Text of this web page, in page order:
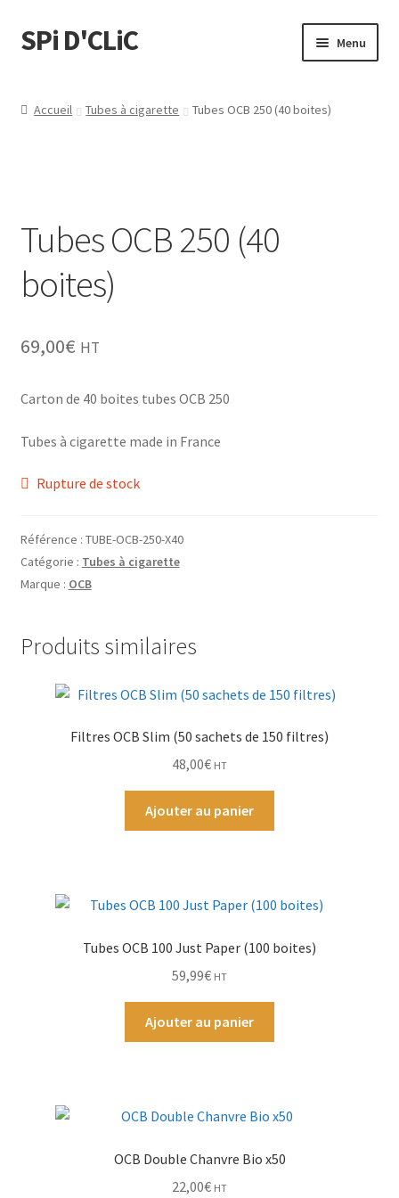
SPi D'CLiC Menu
Tubeuses/Rouleuses
Menthol
CBD, Poppers & Récréatifs
Alimentaire
Encens
Entretien / Nettoyage
Accueil Tubes à cigarette Tubes OCB 250 (40 boites)
Tubes OCB 250 (40
boites)
69,00€ HT
Carton de 40 boites tubes OCB 250
Tubes à cigarette made in France
Rupture de stock
Référence : TUBE-OCB-250-X40
Catégorie : Tubes à cigarette
Marque : OCB
Produits similaires
Filtres OCB Slim (50 sachets de 150 filtres)
48,00€ HT
Ajouter au panier
Tubes OCB 100 Just Paper (100 boites)
59,99€ HT
Ajouter au panier
OCB Double Chanvre Bio x50
22,00€ HT